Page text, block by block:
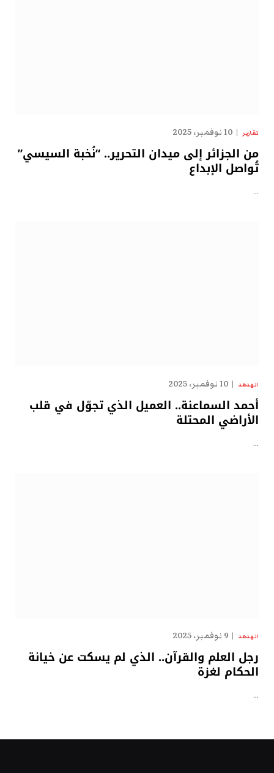
تقارير 10 نوفمبر، 2025
من الجزائر إلى ميدان التحرير.. “نُخبة السيسي”
تُواصل الإبداع
…
الهدهد 10 نوفمبر، 2025
أحمد السماعنة.. العميل الذي تجوّل في قلب
الأراضي المحتلة
…
الهدهد 9 نوفمبر، 2025
رجل العلم والقرآن.. الذي لم يسكت عن خيانة
الحكام لغزة
…